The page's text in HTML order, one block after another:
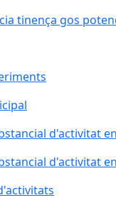
tinença gos
d'activitat
d'activitat